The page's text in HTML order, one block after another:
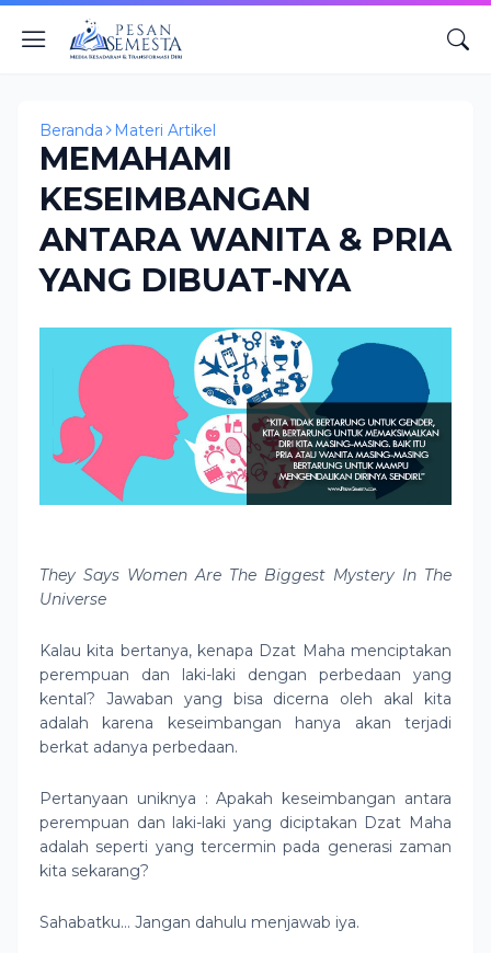
Beranda Materi Artikel
MEMAHAMI
KESEIMBANGAN
ANTARA WANITA & PRIA
YANG DIBUAT-NYA
They Says Women Are The Biggest Mystery In The
Universe
Kalau kita bertanya, kenapa Dzat Maha menciptakan
perempuan dan laki-laki dengan perbedaan yang
kental? Jawaban yang bisa dicerna oleh akal kita
adalah karena keseimbangan hanya akan terjadi
berkat adanya perbedaan.
Pertanyaan uniknya : Apakah keseimbangan antara
perempuan dan laki-laki yang diciptakan Dzat Maha
adalah seperti yang tercermin pada generasi zaman
kita sekarang?
Sahabatku… Jangan dahulu menjawab iya.